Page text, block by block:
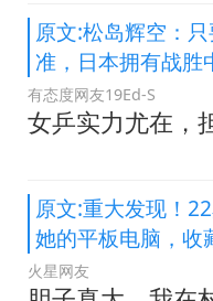
原文:松岛辉空：
准，日本拥有战胜
有态度网友19Ed-S
女乒实力尤在，
原文:重大发现！
她的平板电脑，收
火星网友